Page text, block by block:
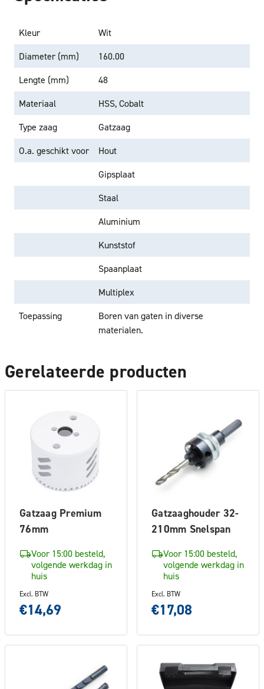
Kleur
Wit
Diameter (mm)
160.00
Lengte (mm)
48
Materiaal
HSS, Cobalt
Type zaag
Gatzaag
O.a. geschikt voor
Hout
Gipsplaat
Staal
Aluminium
Kunststof
Spaanplaat
Multiplex
Toepassing
Boren van gaten in diverse
materialen.
Gerelateerde producten
Gatzaag Premium
76mm
Voor 15:00 besteld,
volgende werkdag in
huis
Excl. BTW
€14,69
Gatzaaghouder 32-
210mm Snelspan
Voor 15:00 besteld,
volgende werkdag in
huis
Excl. BTW
€17,08